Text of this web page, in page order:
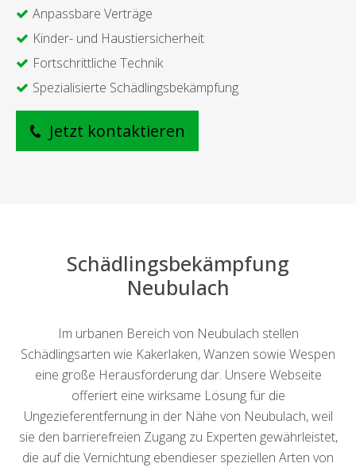
Anpassbare Verträge
Kinder- und Haustiersicherheit
Fortschrittliche Technik
Spezialisierte Schädlingsbekämpfung
Jetzt kontaktieren
Schädlingsbekämpfung
Neubulach
Im urbanen Bereich von Neubulach stellen
Schädlingsarten wie Kakerlaken, Wanzen sowie Wespen
eine große Herausforderung dar. Unsere Webseite
offeriert eine wirksame Lösung für die
Ungezieferentfernung in der Nähe von Neubulach, weil
sie den barrierefreien Zugang zu Experten gewährleistet,
die auf die Vernichtung ebendieser speziellen Arten von